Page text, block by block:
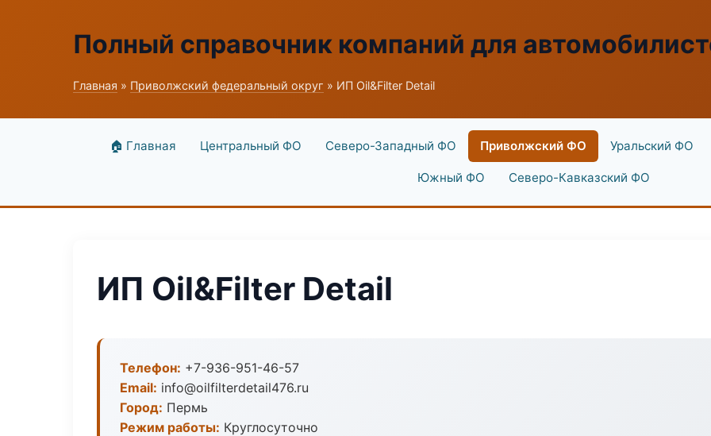
Полный справочник компаний для
Главная » Приволжский федеральный округ » ИП Oil&Filter Detail
🏠 Главная Центральный ФО Северо-Западный ФО Приволжский ФО Уральский ФО
Южный ФО Северо-Кавказский ФО
ИП Oil&Filter Detail
Телефон: +7-936-951-46-57
Email: info@oilfilterdetail476.ru
Город: Пермь
Режим работы: Круглосуточно